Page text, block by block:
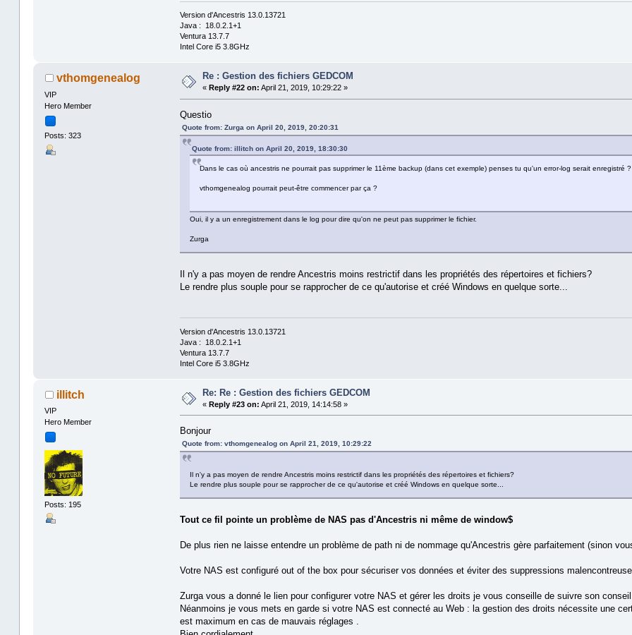
Version d'Ancestris 13.0.13721
Java : 18.0.2.1+1
Ventura 13.7.7
Intel Core i5 3.8GHz
vthomgenealog
VIP
Hero Member
Posts: 323
Re : Gestion des fichiers GEDCOM
« Reply #22 on: April 21, 2019, 10:29:22 »
Questio
Quote from: Zurga on April 20, 2019, 20:20:31
Quote from: illitch on April 20, 2019, 18:30:30
Dans le cas où ancestris ne pourrait pas supprimer le 11ème backup (dans cet exemple) penses tu qu'un error-log serait enregistré ?
vthomgenealog pourrait peut-être commencer par ça ?
Oui, il y a un enregistrement dans le log pour dire qu'on ne peut pas supprimer le fichier.
Zurga
Il n'y a pas moyen de rendre Ancestris moins restrictif dans les propriétés des répertoires et fichiers?
Le rendre plus souple pour se rapprocher de ce qu'autorise et créé Windows en quelque sorte...
Version d'Ancestris 13.0.13721
Java : 18.0.2.1+1
Ventura 13.7.7
Intel Core i5 3.8GHz
illitch
VIP
Hero Member
Posts: 195
Re: Re : Gestion des fichiers GEDCOM
«Reply #23 on: April 21, 2019, 14:14:58 »
Bonjour
Quote from: vthomgenealog on April 21, 2019, 10:29:22
Il n'y a pas moyen de rendre Ancestris moins restrictif dans les propriétés des répertoires et fichiers?
Le rendre plus souple pour se rapprocher de ce qu'autorise et créé Windows en quelque sorte...
Tout ce fil pointe un problème de NAS pas d'Ancestris ni même de window$
De plus rien ne laisse entendre un problème de path ni de nommage qu'Ancestris gère parfaitement (sinon
Votre NAS est configuré out of the box pour sécuriser vos données et éviter des suppressions
Zurga vous a donné le lien pour configurer votre NAS et gérer les droits je vous conseille de suivre son
Néanmoins je vous mets en garde si votre NAS est connecté au Web : la gestion des droits nécessite une
est maximum en cas de mauvais réglages .